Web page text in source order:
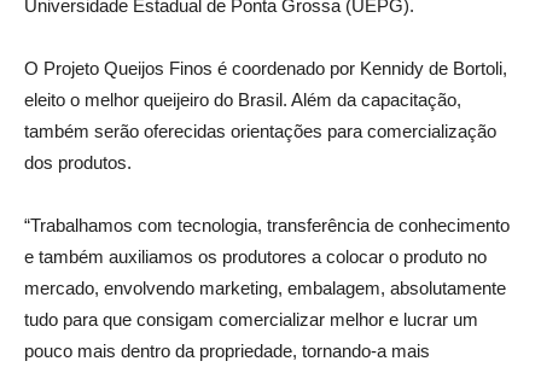
Universidade Estadual de Ponta Grossa (UEPG).
O Projeto Queijos Finos é coordenado por Kennidy de Bortoli,
eleito o melhor queijeiro do Brasil. Além da capacitação,
também serão oferecidas orientações para comercialização
dos produtos.
“Trabalhamos com tecnologia, transferência de conhecimento
e também auxiliamos os produtores a colocar o produto no
mercado, envolvendo marketing, embalagem, absolutamente
tudo para que consigam comercializar melhor e lucrar um
pouco mais dentro da propriedade, tornando-a mais